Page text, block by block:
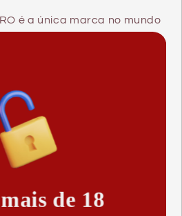
é a única marca no mundo
ampla gama de larguras para
teor de alérgenos devido
puro: látex contendo 90%
látex que o látex usual,
produto quase totalmente
proteínas e contaminantes.
de 18